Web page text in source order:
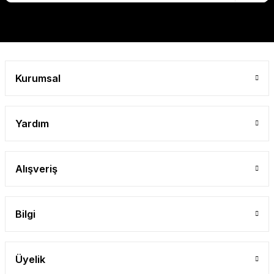
Kurumsal
Yardım
Alışveriş
Bilgi
Üyelik